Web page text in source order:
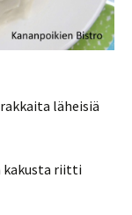
läheisiä
kakusta riitti